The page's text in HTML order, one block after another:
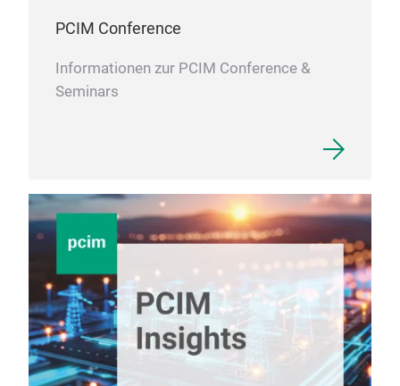
PCIM Conference
Informationen zur PCIM Conference &
Seminars